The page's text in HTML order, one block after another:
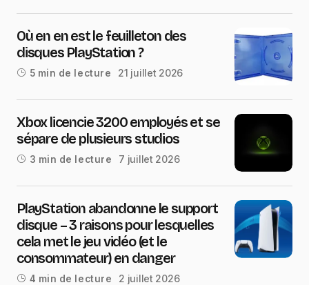
Où en en est le feuilleton des
disques PlayStation ?
5 min de lecture 21 juillet 2026
Xbox licencie 3200 employés et se
sépare de plusieurs studios
3 min de lecture 7 juillet 2026
PlayStation abandonne le support
disque – 3 raisons pour lesquelles
cela met le jeu vidéo (et le
consommateur) en danger
4 min de lecture 2 juillet 2026